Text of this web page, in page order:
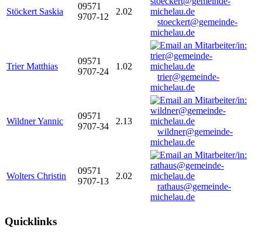
Stöckert Saskia
09571
9707-12
2.02
stoeckert@gemeinde-
michelau.de
Trier Matthias
09571
9707-24
1.02
trier@gemeinde-
michelau.de
Wildner Yannic
09571
9707-34
2.13
wildner@gemeinde-
michelau.de
Wolters Christin
09571
9707-13
2.02
rathaus@gemeinde-
michelau.de
Quicklinks